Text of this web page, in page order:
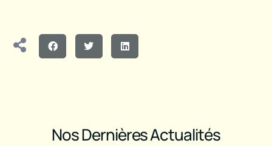
Nos Dernières Actualités